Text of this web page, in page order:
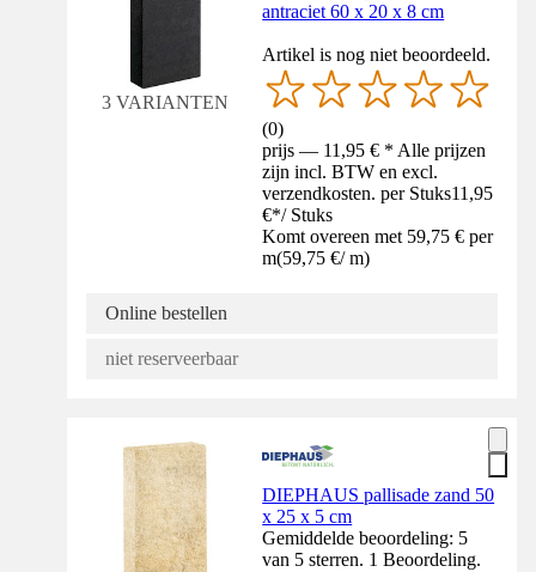
3 VARIANTEN
antraciet 60 x 20 x 8 cm
Artikel is nog niet beoordeeld.
(0)
prijs — 11,95 € * Alle prijzen
zijn incl. BTW en excl.
verzendkosten. per Stuks11,95
€*/ Stuks
Komt overeen met 59,75 € per
m(59,75 €/ m)
Online bestellen
niet reserveerbaar
DIEPHAUS pallisade zand 50
x 25 x 5 cm
Gemiddelde beoordeling: 5
van 5 sterren. 1 Beoordeling.